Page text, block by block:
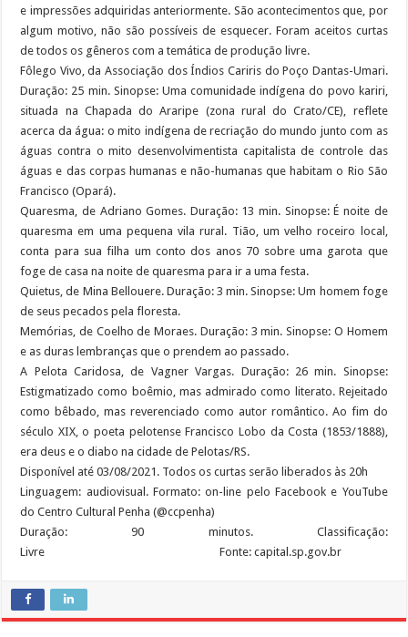
e impressões adquiridas anteriormente. São acontecimentos que, por
algum motivo, não são possíveis de esquecer. Foram aceitos curtas
de todos os gêneros com a temática de produção livre.
Fôlego Vivo, da Associação dos Índios Cariris do Poço Dantas-Umari.
Duração: 25 min. Sinopse: Uma comunidade indígena do povo kariri,
situada na Chapada do Araripe (zona rural do Crato/CE), reflete
acerca da água: o mito indígena de recriação do mundo junto com as
águas contra o mito desenvolvimentista capitalista de controle das
águas e das corpas humanas e não-humanas que habitam o Rio São
Francisco (Opará).
Quaresma, de Adriano Gomes. Duração: 13 min. Sinopse: É noite de
quaresma em uma pequena vila rural. Tião, um velho roceiro local,
conta para sua filha um conto dos anos 70 sobre uma garota que
foge de casa na noite de quaresma para ir a uma festa.
Quietus, de Mina Bellouere. Duração: 3 min. Sinopse: Um homem foge
de seus pecados pela floresta.
Memórias, de Coelho de Moraes. Duração: 3 min. Sinopse: O Homem
e as duras lembranças que o prendem ao passado.
A Pelota Caridosa, de Vagner Vargas. Duração: 26 min. Sinopse:
Estigmatizado como boêmio, mas admirado como literato. Rejeitado
como bêbado, mas reverenciado como autor romântico. Ao fim do
século XIX, o poeta pelotense Francisco Lobo da Costa (1853/1888),
era deus e o diabo na cidade de Pelotas/RS.
Disponível até 03/08/2021. Todos os curtas serão liberados às 20h
Linguagem: audiovisual. Formato: on-line pelo Facebook e YouTube
do Centro Cultural Penha (@ccpenha)
Duração: 90 minutos. Classificação:
Livre Fonte: capital.sp.gov.br